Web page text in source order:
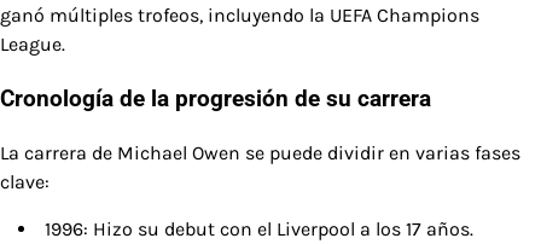
ganó múltiples trofeos, incluyendo la UEFA Champions
League.
Cronología de la progresión de su carrera
La carrera de Michael Owen se puede dividir en varias fases
clave:
1996: Hizo su debut con el Liverpool a los 17 años.